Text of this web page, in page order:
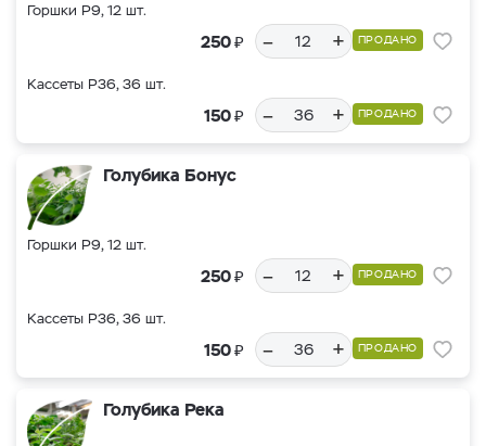
Горшки Р9, 12 шт.
250₽ – + ПРОДАНО
Кассеты Р36, 36 шт.
150₽ – + ПРОДАНО
Голубика Бонус
Горшки Р9, 12 шт.
250₽ – + ПРОДАНО
Кассеты Р36, 36 шт.
150₽ – + ПРОДАНО
Голубика Река